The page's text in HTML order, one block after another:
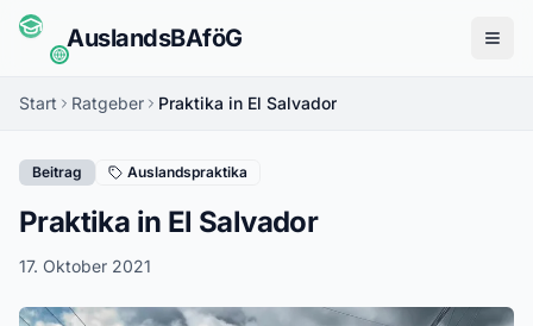
AuslandsBAföG
Start Ratgeber Praktika in El Salvador
Beitrag Auslandspraktika
Praktika in El Salvador
17. Oktober 2021